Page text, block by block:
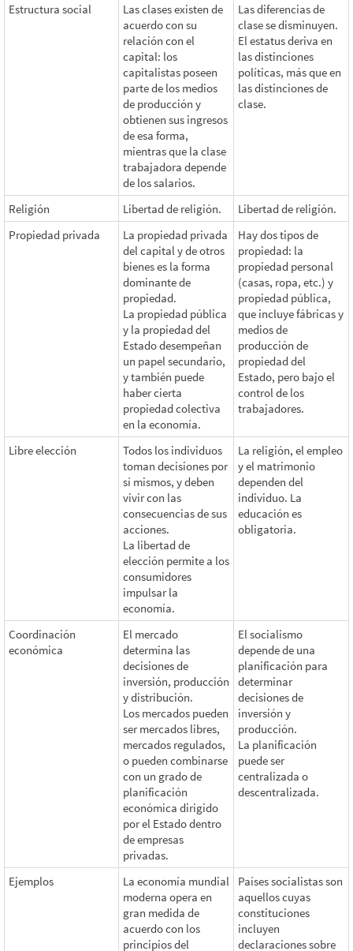
Estructura social
Las clases existen de
acuerdo con su
relación con el
capital: los
capitalistas poseen
parte de los medios
de producción y
obtienen sus ingresos
de esa forma,
mientras que la clase
trabajadora depende
de los salarios.
Las diferencias de
clase se disminuyen.
El estatus deriva en
las distinciones
políticas, más que en
las distinciones de
clase.
Religión Libertad de religión.
Libertad de religión.
Propiedad privada
La propiedad privada
del capital y de otros
bienes es la forma
dominante de
propiedad.
La propiedad pública
y la propiedad del
Estado desempeñan
un papel secundario,
y también puede
haber cierta
propiedad colectiva
en la economía.
Hay dos tipos de
propiedad: la
propiedad personal
(casas, ropa, etc.) y
propiedad pública,
que incluye fábricas y
medios de
producción de
propiedad del
Estado, pero bajo el
control de los
trabajadores.
Libre elección
Todos los individuos
toman decisiones por
sí mismos, y deben
vivir con las
consecuencias de sus
acciones.
La libertad de
elección permite a los
consumidores
impulsar la
economía.
La religión, el empleo
y el matrimonio
dependen del
individuo. La
educación es
obligatoria.
Coordinación
económica
El mercado
determina las
decisiones de
inversión, producción
y distribución.
Los mercados pueden
ser mercados libres,
mercados regulados,
o pueden combinarse
con un grado de
planificación
económica dirigido
por el Estado dentro
de empresas
privadas.
El socialismo
depende de una
planificación para
determinar
decisiones de
inversión y
producción.
La planificación
puede ser
centralizada o
descentralizada.
Ejemplos
La economía mundial
moderna opera en
gran medida de
acuerdo con los
principios del
Países socialistas son
aquellos cuyas
constituciones
incluyen
declaraciones sobre